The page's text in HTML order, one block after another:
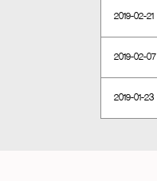
2019-02-21
2019-02-07
2019-01-23